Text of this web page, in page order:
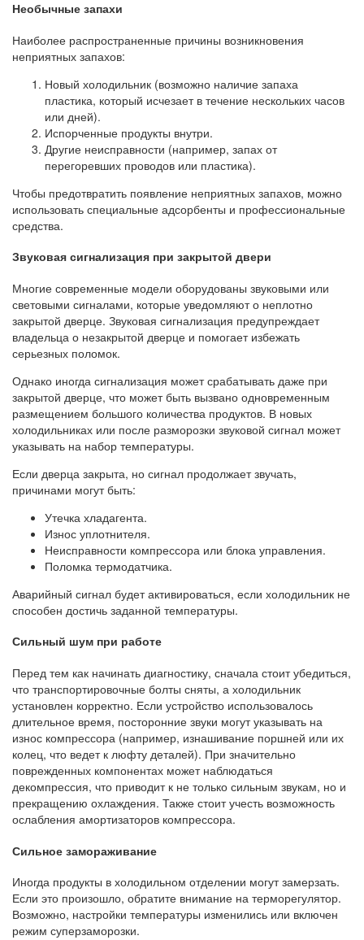
Необычные запахи
Наиболее распространенные причины возникновения
неприятных запахов:
Новый холодильник (возможно наличие запаха
пластика, который исчезает в течение нескольких часов
или дней).
Испорченные продукты внутри.
Другие неисправности (например, запах от
перегоревших проводов или пластика).
Чтобы предотвратить появление неприятных запахов, можно
использовать специальные адсорбенты и профессиональные
средства.
Звуковая сигнализация при закрытой двери
Многие современные модели оборудованы звуковыми или
световыми сигналами, которые уведомляют о неплотно
закрытой дверце. Звуковая сигнализация предупреждает
владельца о незакрытой дверце и помогает избежать
серьезных поломок.
Однако иногда сигнализация может срабатывать даже при
закрытой дверце, что может быть вызвано одновременным
размещением большого количества продуктов. В новых
холодильниках или после разморозки звуковой сигнал может
указывать на набор температуры.
Если дверца закрыта, но сигнал продолжает звучать,
причинами могут быть:
Утечка хладагента.
Износ уплотнителя.
Неисправности компрессора или блока управления.
Поломка термодатчика.
Аварийный сигнал будет активироваться, если холодильник не
способен достичь заданной температуры.
Сильный шум при работе
Перед тем как начинать диагностику, сначала стоит убедиться,
что транспортировочные болты сняты, а холодильник
установлен корректно. Если устройство использовалось
длительное время, посторонние звуки могут указывать на
износ компрессора (например, изнашивание поршней или их
колец, что ведет к люфту деталей). При значительно
поврежденных компонентах может наблюдаться
декомпрессия, что приводит к не только сильным звукам, но и
прекращению охлаждения. Также стоит учесть возможность
ослабления амортизаторов компрессора.
Сильное замораживание
Иногда продукты в холодильном отделении могут замерзать.
Если это произошло, обратите внимание на терморегулятор.
Возможно, настройки температуры изменились или включен
режим суперзаморозки.